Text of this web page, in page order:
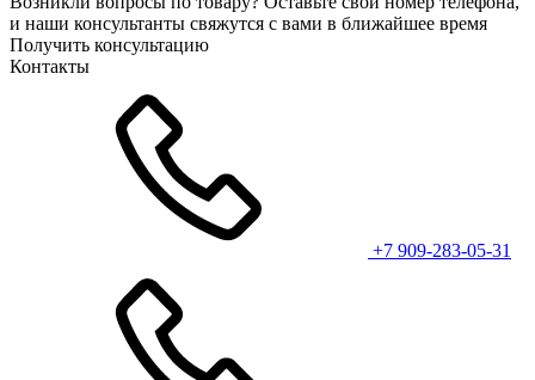
и наши консультанты свяжутся с вами в ближайшее время
Получить консультацию
Контакты
+7 909-283-05-31